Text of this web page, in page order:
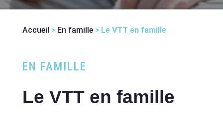
Accueil > En famille> Le VTT en famille
EN FAMILLE
Le VTT en famille